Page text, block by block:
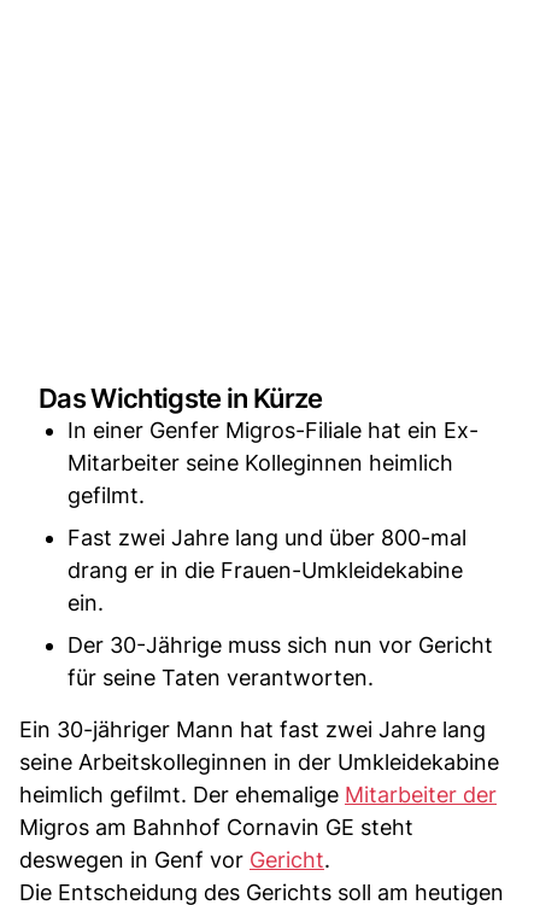
Das Wichtigste in Kürze
In einer Genfer Migros-Filiale hat ein Ex-
Mitarbeiter seine Kolleginnen heimlich
gefilmt.
Fast zwei Jahre lang und über 800-mal
drang er in die Frauen-Umkleidekabine
ein.
Der 30-Jährige muss sich nun vor Gericht
für seine Taten verantworten.
Ein 30-jähriger Mann hat fast zwei Jahre lang
seine Arbeitskolleginnen in der Umkleidekabine
heimlich gefilmt. Der ehemalige Mitarbeiter der
Migros am Bahnhof Cornavin GE steht
deswegen in Genf vor Gericht.
Die Entscheidung des Gerichts soll am heutigen